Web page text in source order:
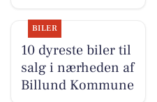
BILER
10 dyreste biler til
salg i nærheden af
Billund Kommune